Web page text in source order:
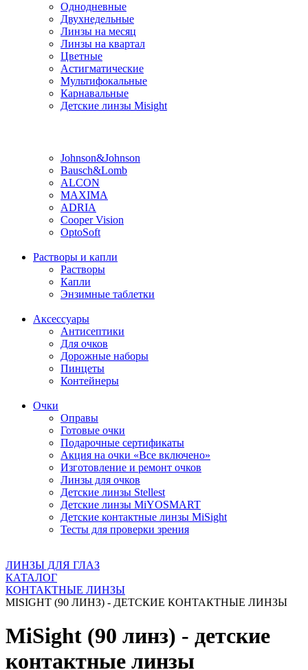
Однодневные
Двухнедельные
Линзы на месяц
Линзы на квартал
Цветные
Астигматические
Мультифокальные
Карнавальные
Детские линзы Misight
Johnson&Johnson
Bausch&Lomb
ALCON
MAXIMA
ADRIA
Cooper Vision
OptoSoft
Растворы и капли
Растворы
Капли
Энзимные таблетки
Аксессуары
Антисептики
Для очков
Дорожные наборы
Пинцеты
Контейнеры
Очки
Оправы
Готовые очки
Подарочные сертификаты
Акция на очки «Все включено»
Изготовление и ремонт очков
Линзы для очков
Детские линзы Stellest
Детские линзы MiYOSMART
Детские контактные линзы MiSight
Тесты для проверки зрения
ЛИНЗЫ ДЛЯ ГЛАЗ
КАТАЛОГ
КОНТАКТНЫЕ ЛИНЗЫ
MISIGHT (90 ЛИНЗ) - ДЕТСКИЕ КОНТАКТНЫЕ ЛИНЗЫ
MiSight (90 линз) - детские
контактные линзы